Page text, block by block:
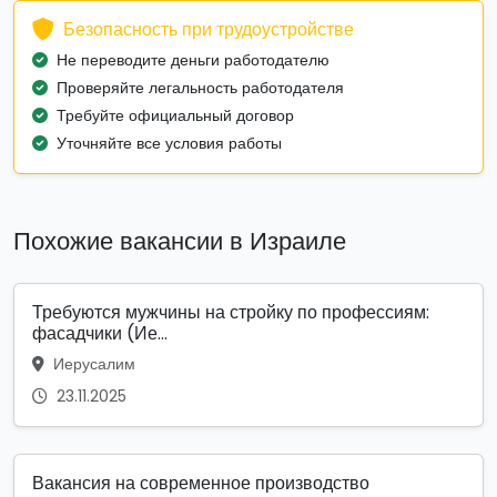
Безопасность при трудоустройстве
Не переводите деньги работодателю
Проверяйте легальность работодателя
Требуйте официальный договор
Уточняйте все условия работы
Похожие вакансии в Израиле
Требуются мужчины на стройку по профессиям:
фасадчики (Ие...
Иерусалим
23.11.2025
Вакансия на современное производство